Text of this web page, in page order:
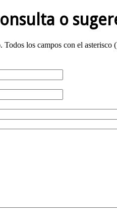
o
Todos los campos con el asterisco